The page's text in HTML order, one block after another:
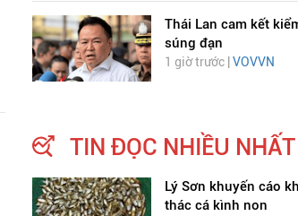
Thái Lan cam kết
súng đạn
1 giờ trước | VOVVN
TIN ĐỌC NHIỀU NHẤT
Lý Sơn khuyến cáo
thác cá kình non